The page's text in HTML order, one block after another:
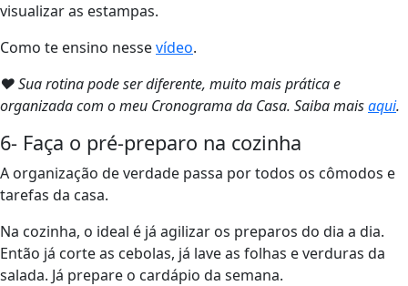
visualizar as estampas.
Como te ensino nessevídeo.
❤ Sua rotina pode ser diferente, muito mais prática e
organizada com o meu Cronograma da Casa. Saiba maisaqui.
6- Faça o pré-preparo na cozinha
A organização de verdade passa por todos os cômodos e
tarefas da casa.
Na cozinha, o ideal é já agilizar os preparos do dia a dia.
Então já corte as cebolas, já lave as folhas e verduras da
salada. Já prepare o cardápio da semana.